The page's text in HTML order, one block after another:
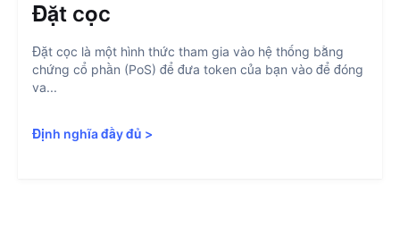
Đặt cọc
Đặt cọc là một hình thức tham gia vào hệ thống bằng
chứng cổ phần (PoS) để đưa token của bạn vào để đóng
va...
Định nghĩa đầy đủ >